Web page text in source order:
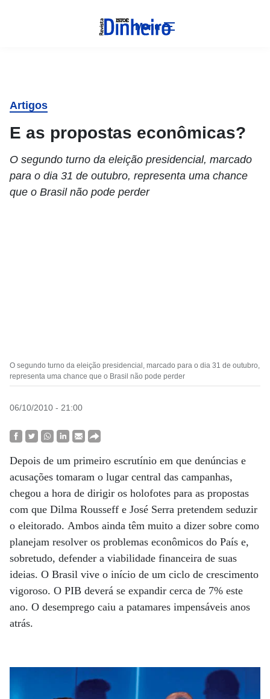
Menu
Artigos
E as propostas econômicas?
O segundo turno da eleição presidencial, marcado
para o dia 31 de outubro, representa uma chance
que o Brasil não pode perder
O segundo turno da eleição presidencial, marcado para o dia 31 de outubro,
representa uma chance que o Brasil não pode perder
06/10/2010 - 21:00
Depois de um primeiro escrutínio em que denúncias e
acusações tomaram o lugar central das campanhas,
chegou a hora de dirigir os holofotes para as propostas
com que Dilma Rousseff e José Serra pretendem seduzir
o eleitorado. Ambos ainda têm muito a dizer sobre como
planejam resolver os problemas econômicos do País e,
sobretudo, defender a viabilidade financeira de suas
ideias. O Brasil vive o início de um ciclo de crescimento
vigoroso. O PIB deverá se expandir cerca de 7% este
ano. O desemprego caiu a patamares impensáveis anos
atrás.